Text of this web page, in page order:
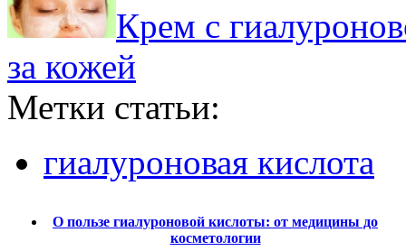
Крем с
за кожей
Метки статьи:
гиалуроновая кислота
О пользе гиалуроновой кислоты: от медицины до
косметологии